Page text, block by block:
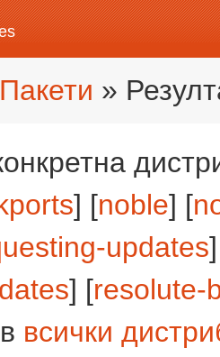
Пакети »
] [noble] [
updates
] [resolute-
всички